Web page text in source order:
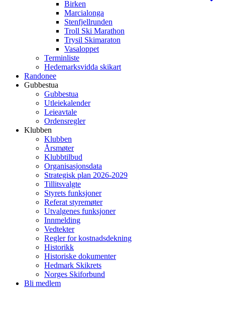
Birken
Marcialonga
Stenfjellrunden
Troll Ski Marathon
Trysil Skimaraton
Vasaloppet
Terminliste
Hedemarksvidda skikart
Randonee
Gubbestua
Gubbestua
Utleiekalender
Leieavtale
Ordensregler
Klubben
Klubben
Årsmøter
Klubbtilbud
Organisasjonsdata
Strategisk plan 2026-2029
Tillitsvalgte
Styrets funksjoner
Referat styremøter
Utvalgenes funksjoner
Innmelding
Vedtekter
Regler for kostnadsdekning
Historikk
Historiske dokumenter
Hedmark Skikrets
Norges Skiforbund
Bli medlem